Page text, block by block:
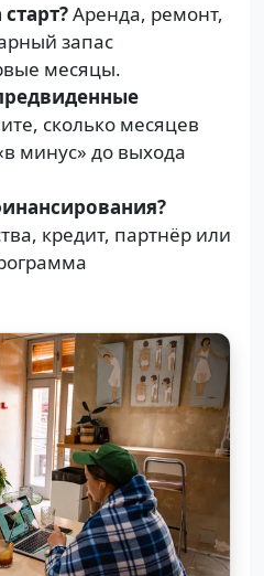
Аренда, ремонт,
запас
месяцы.
сколько месяцев
минус» до выхода
кредит, партнёр или